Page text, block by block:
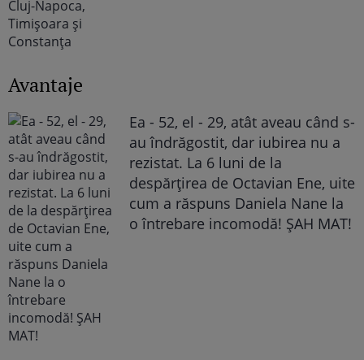
Avantaje
Ea - 52, el - 29, atât aveau când s-
au îndrăgostit, dar iubirea nu a
rezistat. La 6 luni de la
despărțirea de Octavian Ene, uite
cum a răspuns Daniela Nane la
o întrebare incomodă! ȘAH MAT!